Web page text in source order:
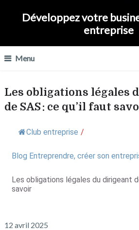
Développez votre
entreprise
Menu
Les obligations légales
de SAS : ce qu’il faut
Club entreprise /
Blog Entreprendre, créer son
Les obligations légales du dirigeant
savoir
12 avril 2025